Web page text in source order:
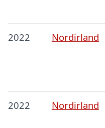
2022 Nordirland
2022 Nordirland